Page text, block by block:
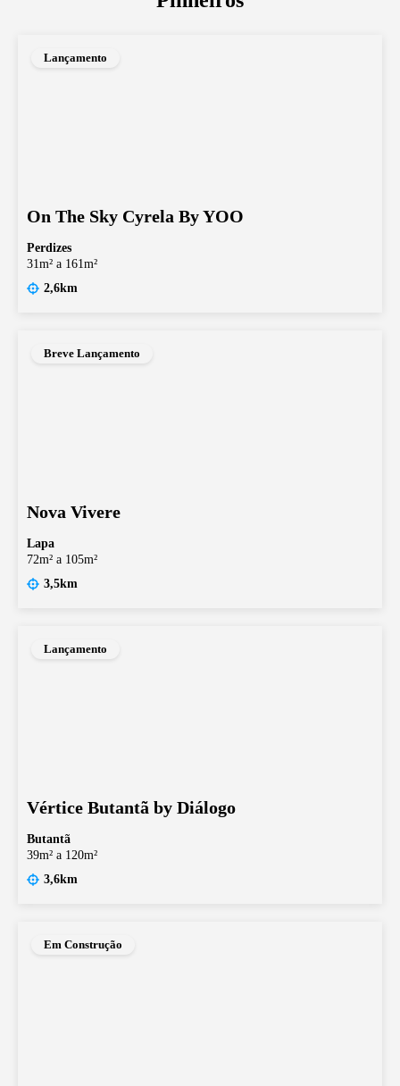
Lançamento
On The Sky Cyrela By YOO
Perdizes
31m² a 161m²
2,6km
Breve Lançamento
Nova Vivere
Lapa
72m² a 105m²
3,5km
Lançamento
Vértice Butantã by Diálogo
Butantã
39m² a 120m²
3,6km
Em Construção